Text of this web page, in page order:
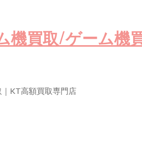
機買取/ゲーム
KT高額買取専門店